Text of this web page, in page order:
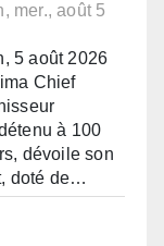
mer., août 5
5 août 2026
Chief
à 100
dévoile son
doté de…